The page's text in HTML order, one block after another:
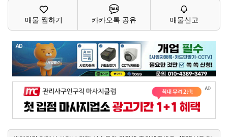
매물 찜하기 카카오톡 공유 매물신고